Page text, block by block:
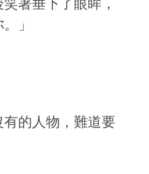
著垂下了眼眸，
」
的人物，難道要